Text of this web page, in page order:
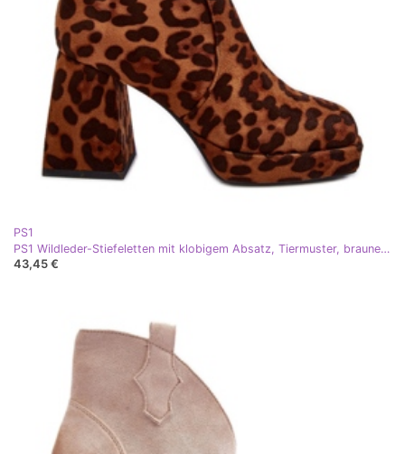
PS1
PS1 Wildleder-Stiefeletten mit klobigem Absatz, Tiermuster, braunes Abnous
43,45 €